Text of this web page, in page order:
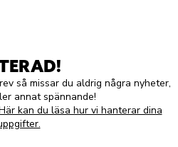
så missar du aldrig några nyheter,
annat spännande!
kan du läsa hur vi hanterar dina